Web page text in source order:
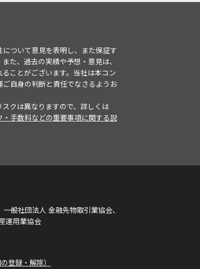
ついて意見を表明し、また保証す
た、過去の実績や予想・意見は、
ことがございます。当社は本コン
自身の判断と責任でなさるようお
クは異なりますので、詳しくは
・手数料などの重要事項に関する説
般社団法人 金融先物取引業協会、
運用業協会
登録・解除）